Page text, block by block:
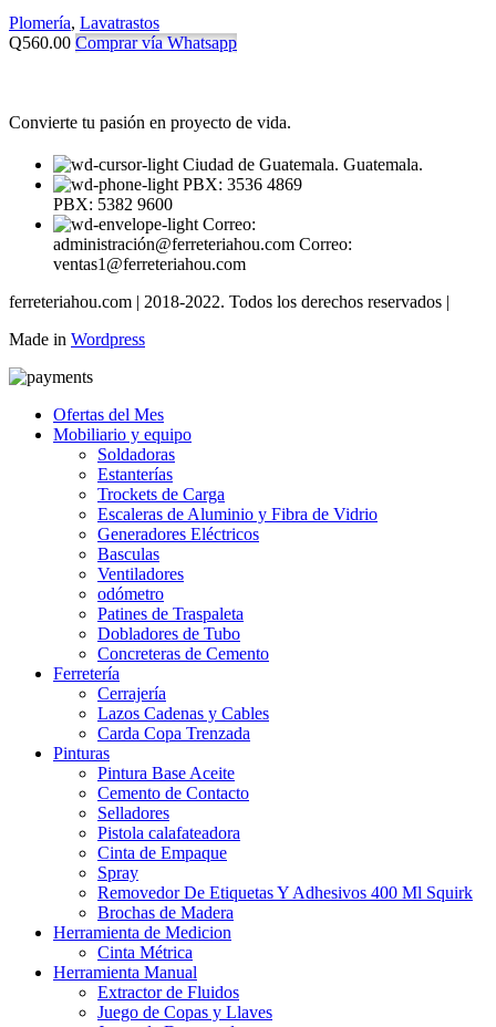
Plomería, Lavatrastos
Q560.00 Comprar vía Whatsapp
Convierte tu pasión en proyecto de vida.
Ciudad de Guatemala. Guatemala.
PBX: 3536 4869
PBX: 5382 9600
Correo:
administración@ferreteriahou.com Correo:
ventas1@ferreteriahou.com
ferreteriahou.com | 2018-2022. Todos los derechos reservados |
Made in Wordpress
Ofertas del Mes
Mobiliario y equipo
Soldadoras
Estanterías
Trockets de Carga
Escaleras de Aluminio y Fibra de Vidrio
Generadores Eléctricos
Basculas
Ventiladores
odómetro
Patines de Traspaleta
Dobladores de Tubo
Concreteras de Cemento
Ferretería
Cerrajería
Lazos Cadenas y Cables
Carda Copa Trenzada
Pinturas
Pintura Base Aceite
Cemento de Contacto
Selladores
Pistola calafateadora
Cinta de Empaque
Spray
Removedor De Etiquetas Y Adhesivos 400 Ml Squirk
Brochas de Madera
Herramienta de Medicion
Cinta Métrica
Herramienta Manual
Extractor de Fluidos
Juego de Copas y Llaves